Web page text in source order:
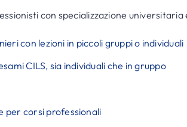
con specializzazione
con lezioni in piccoli gruppi o individuali
CILS, sia individuali che in gruppo
per corsi professionali